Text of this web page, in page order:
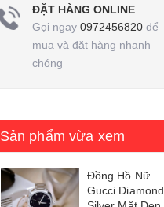
ĐẶT HÀNG ONLINE
Gọi ngay 0972456820để
mua và đặt hàng nhanh
chóng
Sản phẩm vừa xem
Đồng Hồ Nữ
Gucci Diamond